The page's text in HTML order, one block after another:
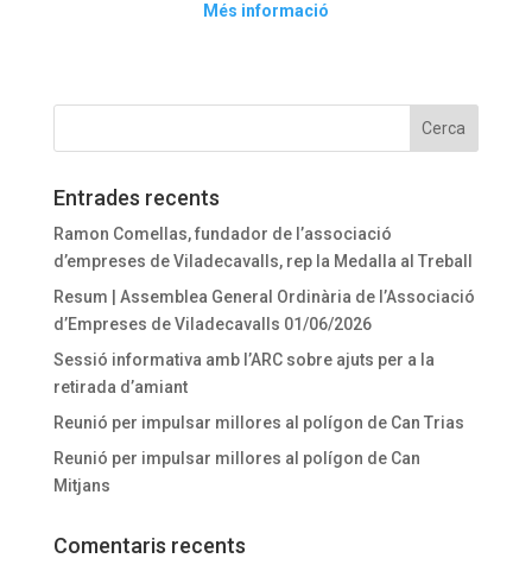
Més informació
Entrades recents
Ramon Comellas, fundador de l’associació
d’empreses de Viladecavalls, rep la Medalla al Treball
Resum | Assemblea General Ordinària de l’Associació
d’Empreses de Viladecavalls 01/06/2026
Sessió informativa amb l’ARC sobre ajuts per a la
retirada d’amiant
Reunió per impulsar millores al polígon de Can Trias
Reunió per impulsar millores al polígon de Can
Mitjans
Comentaris recents